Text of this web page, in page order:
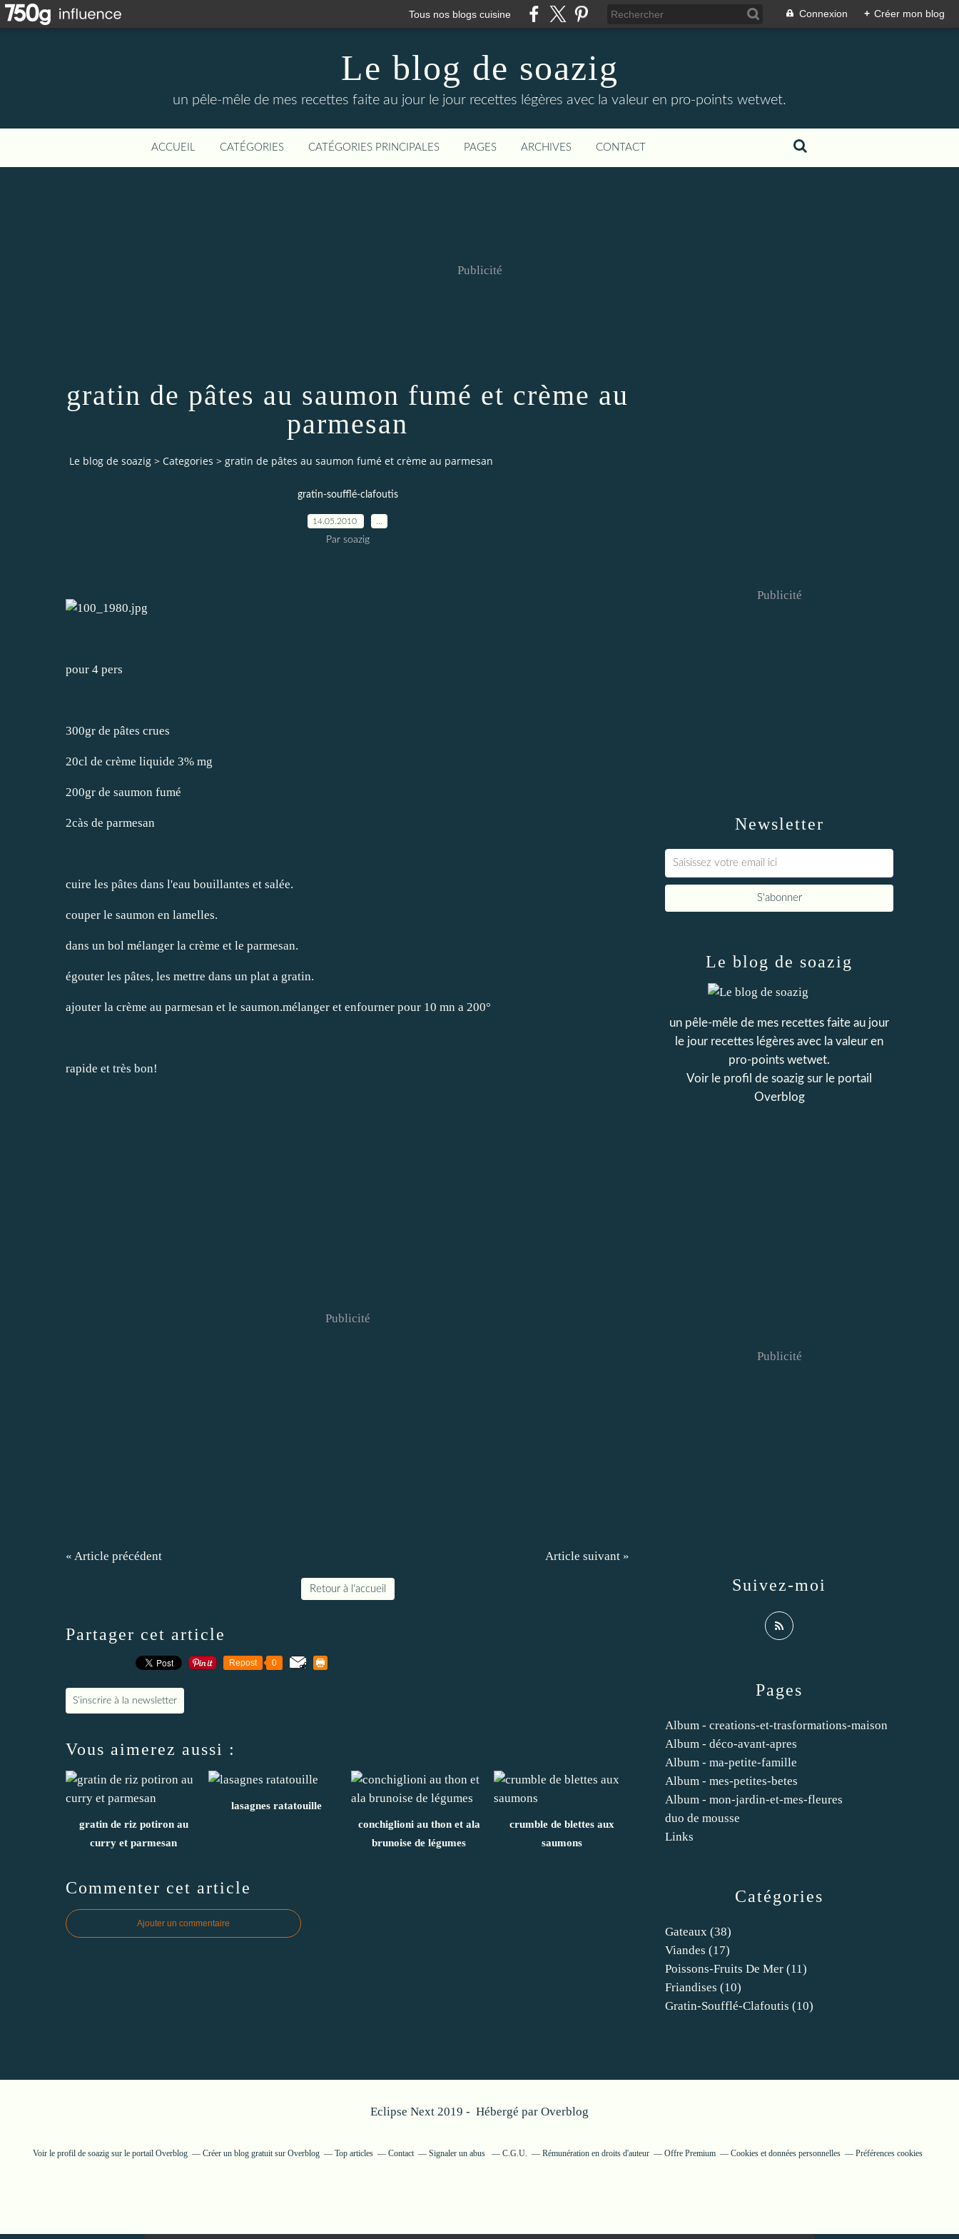
Tous nos blogs cuisine Connexion + Créer mon blog
Le blog de soazig
un pêle-mêle de mes recettes faite au jour le jour recettes légères avec la valeur en pro-points wetwet.
ACCUEIL CATÉGORIES CATÉGORIES PRINCIPALES PAGES ARCHIVES CONTACT
Publicité
gratin de pâtes au saumon fumé et crème au
parmesan
Le blog de soazig > Categories > gratin de pâtes au saumon fumé et crème au parmesan
gratin-soufflé-clafoutis
14.05.2010
Par soazig
pour 4 pers
300gr de pâtes crues
20cl de crème liquide 3% mg
200gr de saumon fumé
2càs de parmesan
cuire les pâtes dans l'eau bouillantes et salée.
couper le saumon en lamelles.
dans un bol mélanger la crème et le parmesan.
égouter les pâtes, les mettre dans un plat a gratin.
ajouter la crème au parmesan et le saumon.mélanger et enfourner pour 10 mn a 200°
rapide et très bon!
Publicité
« Article précédent Article suivant »
Retour à l'accueil
Partager cet article
Repost 0
S'inscrire à la newsletter
Vous aimerez aussi :
gratin de riz potiron au
curry et parmesan
lasagnes ratatouille
conchiglioni au thon et ala
brunoise de légumes
crumble de blettes aux
saumons
Commenter cet article
Ajouter un commentaire
Newsletter
Publicité
Catégories
Gateaux (38)
Viandes (17)
Poissons-Fruits De Mer (11)
Friandises (10)
Gratin-Soufflé-Clafoutis (10)
Pages
Album - creations-et-trasformations-maison
Album - déco-avant-apres
Album - ma-petite-famille
Album - mes-petites-betes
Album - mon-jardin-et-mes-fleures
duo de mousse
Links
Le blog de soazig
un pêle-mêle de mes recettes faite au jour
le jour recettes légères avec la valeur en
pro-points wetwet.
Voir le profil de soazig sur le portail
Overblog
Suivez-moi
Publicité
Eclipse Next 2019 - Hébergé par Overblog
Voir le profil de soazigsur le portail Overblog Créer un blog gratuit sur Overblog Top articles Contact Signaler un abus C.G.U. Rémunération en droits d'auteur Offre Premium Cookies et données personnelles Préférences cookies